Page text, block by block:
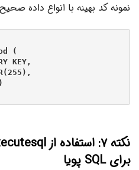
نمونه کد بهینه با انواع داده
(
KEY,
برای SQL پویا